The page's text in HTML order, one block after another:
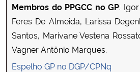
Membros do PPGCC no GP:
Feres De Almeida, Larissa
Santos, Marivane Vestena
Vagner Antônio Marques.
Espelho GP no DGP/CPNq